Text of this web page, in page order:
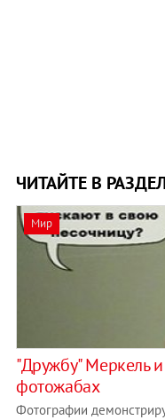
ЧИТАЙТЕ В
Мир
"Дружбу" Меркель
фотожабах
Фотографии